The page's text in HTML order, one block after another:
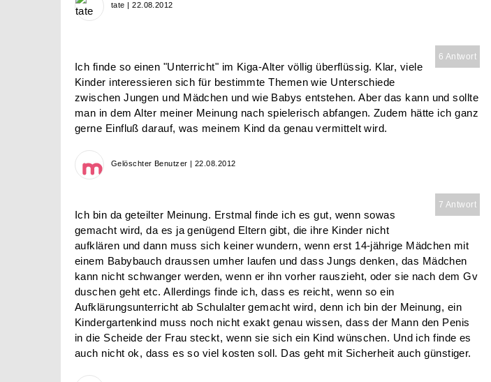
tate | 22.08.2012
6 Antwort
Ich finde so einen "Unterricht" im Kiga-Alter völlig überflüssig. Klar, viele
Kinder interessieren sich für bestimmte Themen wie Unterschiede
zwischen Jungen und Mädchen und wie Babys entstehen. Aber das kann und sollte
man in dem Alter meiner Meinung nach spielerisch abfangen. Zudem hätte ich ganz
gerne Einfluß darauf, was meinem Kind da genau vermittelt wird.
Gelöschter Benutzer | 22.08.2012
7 Antwort
Ich bin da geteilter Meinung. Erstmal finde ich es gut, wenn sowas
gemacht wird, da es ja genügend Eltern gibt, die ihre Kinder nicht
aufklären und dann muss sich keiner wundern, wenn erst 14-jährige Mädchen mit
einem Babybauch draussen umher laufen und dass Jungs denken, das Mädchen
kann nicht schwanger werden, wenn er ihn vorher rauszieht, oder sie nach dem Gv
duschen geht etc. Allerdings finde ich, dass es reicht, wenn so ein
Aufklärungsunterricht ab Schulalter gemacht wird, denn ich bin der Meinung, ein
Kindergartenkind muss noch nicht exakt genau wissen, dass der Mann den Penis
in die Scheide der Frau steckt, wenn sie sich ein Kind wünschen. Und ich finde es
auch nicht ok, dass es so viel kosten soll. Das geht mit Sicherheit auch günstiger.